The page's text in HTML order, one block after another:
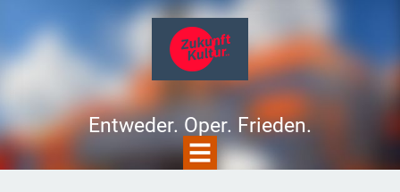
Entweder. Oper. Frieden.